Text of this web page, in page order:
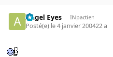
Angel Eyes INpactien
Posté(e) le 4 janvier 200422 a